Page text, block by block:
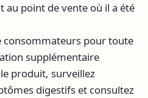
au point de vente où il a été
consommateurs pour toute
supplémentaire
produit, surveillez
digestifs et consultez